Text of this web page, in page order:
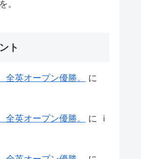
。
ト
全英オープン優勝。
に
全英オープン優勝。 に
ｉ